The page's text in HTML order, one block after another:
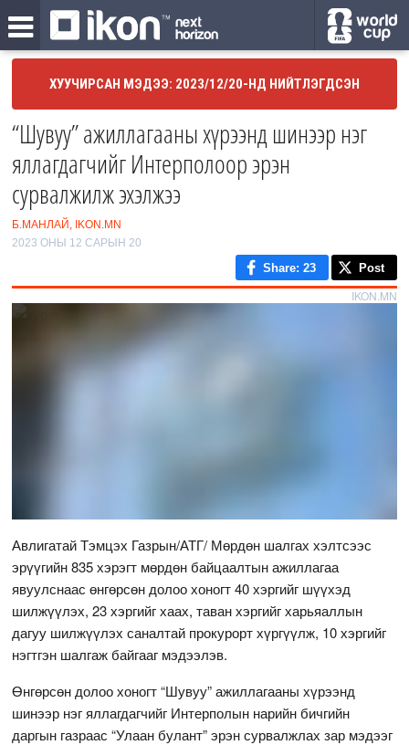
ХУУЧИРСАН МЭДЭЭ: 2023/12/20-НД НИЙТЛЭГДСЭН
“Шувуу” ажиллагааны хүрээнд шинээр нэг
яллагдагчийг Интерполоор эрэн
сурвалжилж эхэлжээ
Б.МАНЛАЙ, IKON.MN
2023 ОНЫ 12 САРЫН 20
Share: 23 Post
IKON.MN
Авлигатай Тэмцэх Газрын/АТГ/ Мөрдөн шалгах хэлтсээс
эрүүгийн 835 хэрэгт мөрдөн байцаалтын ажиллагаа
явуулснаас өнгөрсөн долоо хоногт 40 хэргийг шүүхэд
шилжүүлэх, 23 хэргийг хаах, таван хэргийг харьяаллын
дагуу шилжүүлэх саналтай прокурорт хүргүүлж, 10 хэргийг
нэгтгэн шалгаж байгааг мэдээлэв.
Өнгөрсөн долоо хоногт “Шувуу” ажиллагааны хүрээнд
шинээр нэг яллагдагчийг Интерполын нарийн бичгийн
даргын газраас “Улаан булант” эрэн сурвалжлах зар мэдээг